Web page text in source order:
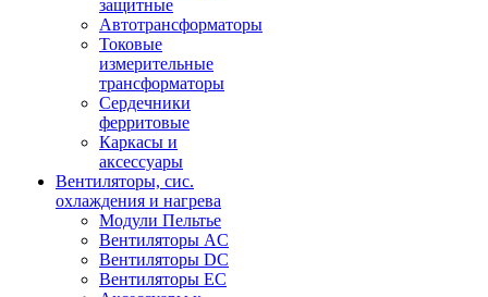
защитные
Автотрансформаторы
Токовые
измерительные
трансформаторы
Сердечники
ферритовые
Каркасы и
аксессуары
Вентиляторы, сис.
охлаждения и нагрева
Модули Пельтье
Вентиляторы AC
Вентиляторы DC
Вентиляторы EC